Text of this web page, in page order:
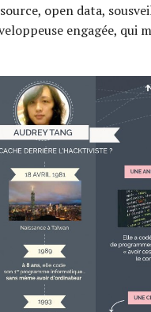
open data,
engagée, qui